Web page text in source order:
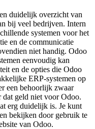
duidelijk overzicht van
bij veel bedrijven. Intern
systemen voor het
en de communicatie
niet handig. Odoo
eenvoudig kan
en de opties die Odoo
ERP-systemen op
een behoorlijk zwaar
dat geld niet voor Odoo.
erg duidelijk is. Je kunt
bekijken door gebruik te
van Odoo.